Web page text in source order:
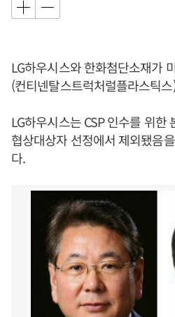
LG하우시스와 한화첨단소재가
(컨티넨탈스트럭처럴플라스틱
LG하우시스는 CSP 인수를 위한
협상대상자 선정에서 제외됐음
다.